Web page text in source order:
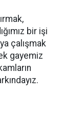
bir işi
çalışmak
gayemiz